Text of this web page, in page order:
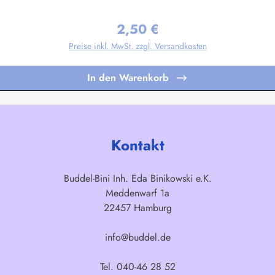
Regulärer Preis:
2,50 €
Preise inkl. MwSt. zzgl. Versandkosten
In den Warenkorb
Kontakt
Buddel-Bini Inh. Eda Binikowski e.K.
Meddenwarf 1a
22457 Hamburg
info@buddel.de
Tel. 040-46 28 52